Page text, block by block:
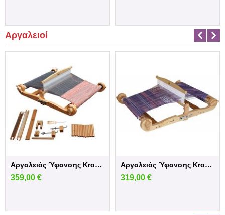
Αργαλειοί
Αργαλειός Ύφανσης Kromski Forte 80 εκ. – ...
359,00 €
Αργαλειός Ύφανσης Kromski Forte 60 εκ. – ...
319,00 €